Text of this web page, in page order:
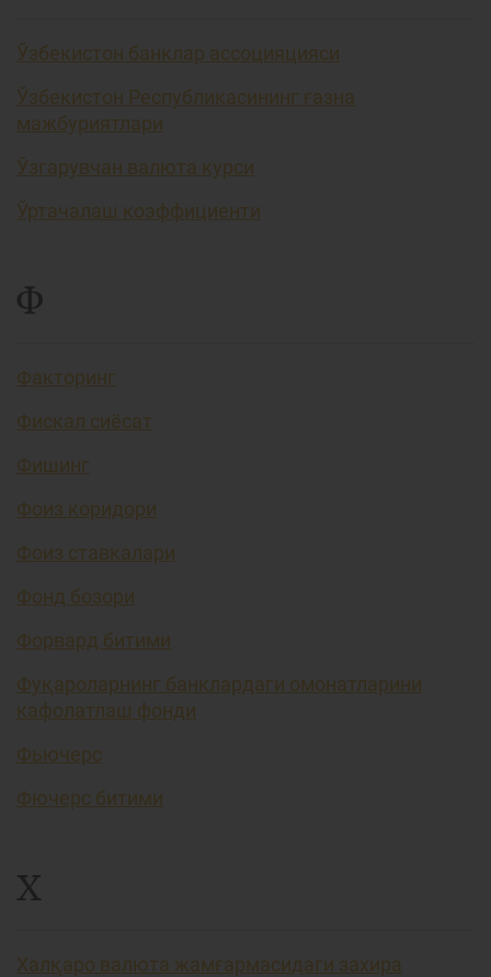
Ўзбекистон банклар ассоцияцияси
Ўзбекистон Республикасининг ғазна
мажбуриятлари
Ўзгарувчан валюта курси
Ўртачалаш коэффициенти
Ф
Факторинг
Фискал сиёсат
Фишинг
Фоиз коридори
Фоиз ставкалари
Фонд бозори
Форвард битими
Фуқароларнинг банклардаги омонатларини
кафолатлаш фонди
Фьючерс
Фючерс битими
Х
Халқаро валюта жамғармасидаги захира